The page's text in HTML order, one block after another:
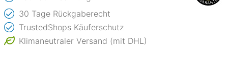
30 Tage Rückgaberecht
TrustedShops Käuferschutz
Klimaneutraler Versand (mit DHL)